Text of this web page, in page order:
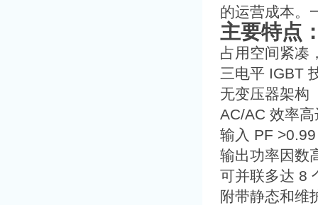
的运营成本。
主要特点
占用空间紧凑
三电平 IGBT
无变压器架构
AC/AC 效率
输入 PF
输出功率因数
可并联多达 8
附带静态和维